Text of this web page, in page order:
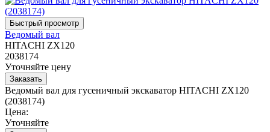
Ведомый вал
HITACHI ZX120
2038174
Уточняйте цену
Ведомый вал для гусеничный экскаватор HITACHI ZX120
(2038174)
Цена:
Уточняйте